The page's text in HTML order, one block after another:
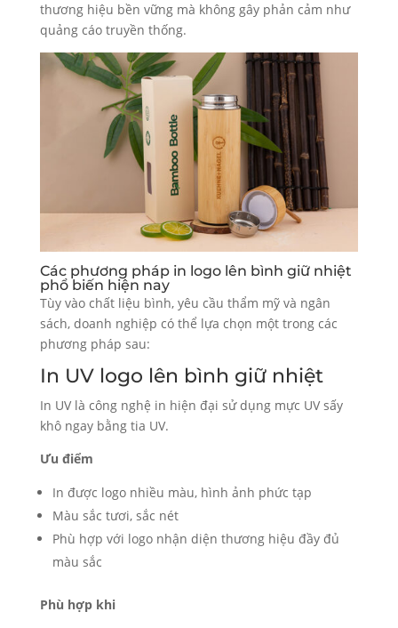
thương hiệu bền vững mà không gây phản cảm như
quảng cáo truyền thống.
Các phương pháp in logo lên bình giữ nhiệt
phổ biến hiện nay
Tùy vào chất liệu bình, yêu cầu thẩm mỹ và ngân
sách, doanh nghiệp có thể lựa chọn một trong các
phương pháp sau:
In UV logo lên bình giữ nhiệt
In UV là công nghệ in hiện đại sử dụng mực UV sấy
khô ngay bằng tia UV.
Ưu điểm
In được logo nhiều màu, hình ảnh phức tạp
Màu sắc tươi, sắc nét
Phù hợp với logo nhận diện thương hiệu đầy đủ
màu sắc
Phù hợp khi